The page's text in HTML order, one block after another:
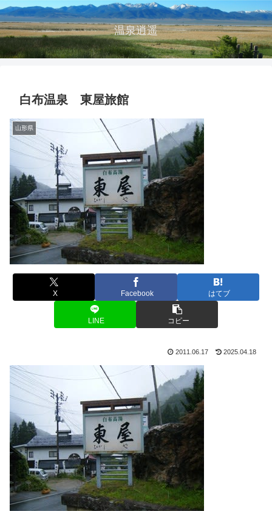
温泉逍遥
白布温泉 東屋旅館
山形県
X Facebook はてブ
LINE コピー
2011.06.17 2025.04.18